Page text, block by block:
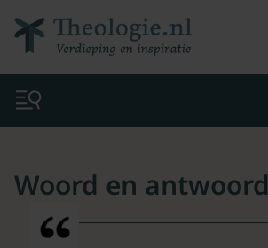
Woord en antwoord